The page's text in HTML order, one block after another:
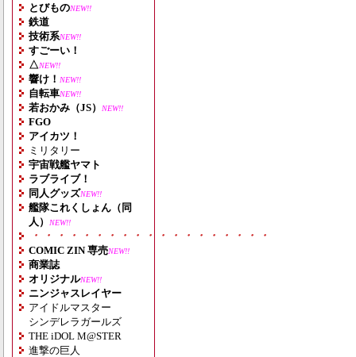
とびものNEW!!
鉄道
技術系NEW!!
すごーい！
△NEW!!
響け！ NEW!!
自転車NEW!!
若おかみ（JS） NEW!!
FGO
アイカツ！
ミリタリー
宇宙戦艦ヤマト
ラブライブ！
同人グッズNEW!!
艦隊これくしょん（同
人）
NEW!!
・・・・・・・・・・・・・・・・・・・
COMIC ZIN 専売NEW!!
商業誌
オリジナルNEW!!
ニンジャスレイヤー
アイドルマスター
シンデレラガールズ
THE iDOL M@STER
進撃の巨人